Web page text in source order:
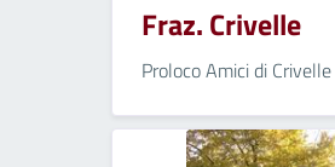
Fraz. Crivelle
Proloco Amici di Crivelle